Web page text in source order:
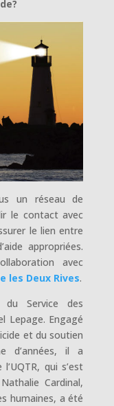
un réseau de
le contact avec
le lien entre
appropriées.
avec
les Deux Rives.
du Service des
Lepage. Engagé
et du soutien
d’années, il a
qui s’est
Cardinal,
humaines, a été